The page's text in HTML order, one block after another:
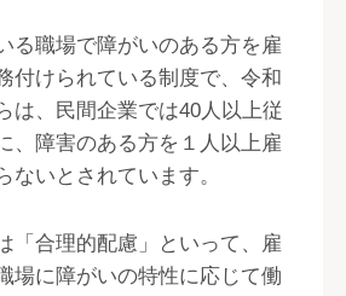
る職場で障がいのある方を雇
付けられている制度で、令和
は、民間企業では40人以上従
、障害のある方を１人以上雇
ないとされています。
「合理的配慮」といって、雇
場に障がいの特性に応じて働